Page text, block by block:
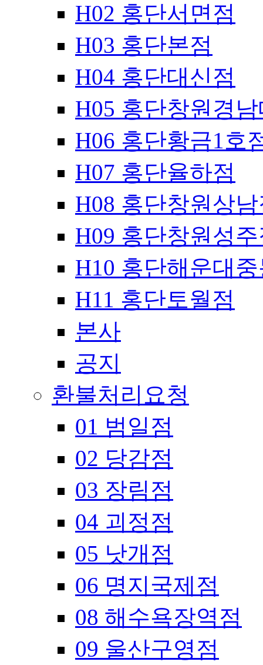
H02 홍단서면점
H03 홍단본점
H04 홍단대신점
H05 홍단창원경
H06 홍단황금1호
H07 홍단율하점
H08 홍단창원상
H09 홍단창원성
H10 홍단해운대
H11 홍단토월점
본사
공지
환불처리요청
01 범일점
02 당감점
03 장림점
04 괴정점
05 낫개점
06 명지국제점
08 해수욕장역점
09 울산구영점